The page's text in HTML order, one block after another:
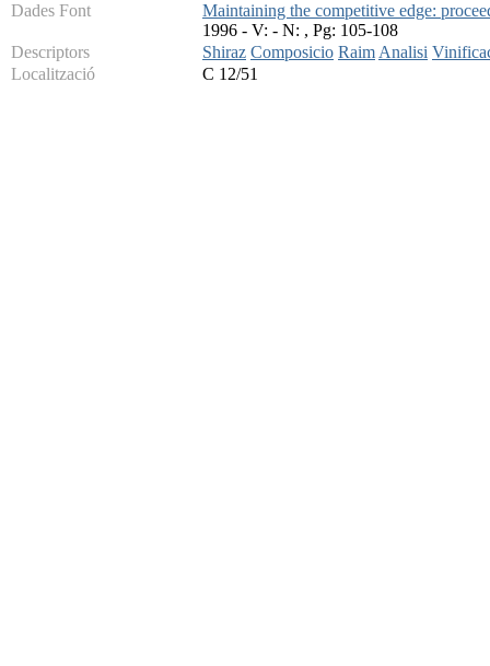
Dades Font
Maintaining the competitive edge:
1996 - V: - N: , Pg: 105-108
Descriptors
Shiraz Composicio RaimAnalisi
Localització
C 12/51